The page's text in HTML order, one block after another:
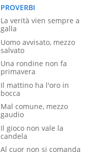
PROVERBI
La verità vien sempre a
galla
Uomo avvisato, mezzo
salvato
Una rondine non fa
primavera
Il mattino ha l'oro in
bocca
Mal comune, mezzo
gaudio
Il gioco non vale la
candela
Al cuor non si comanda